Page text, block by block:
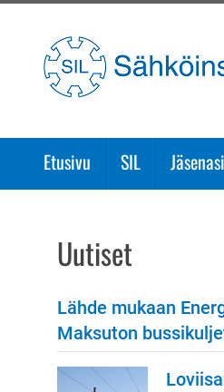
Etusivu SIL
Uutiset
Lähde mukaan
Maksuton